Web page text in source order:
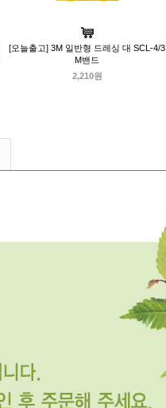
[오늘출고] 3M 일반형 드레싱 대 SCL-4/3
M밴드
2,210원